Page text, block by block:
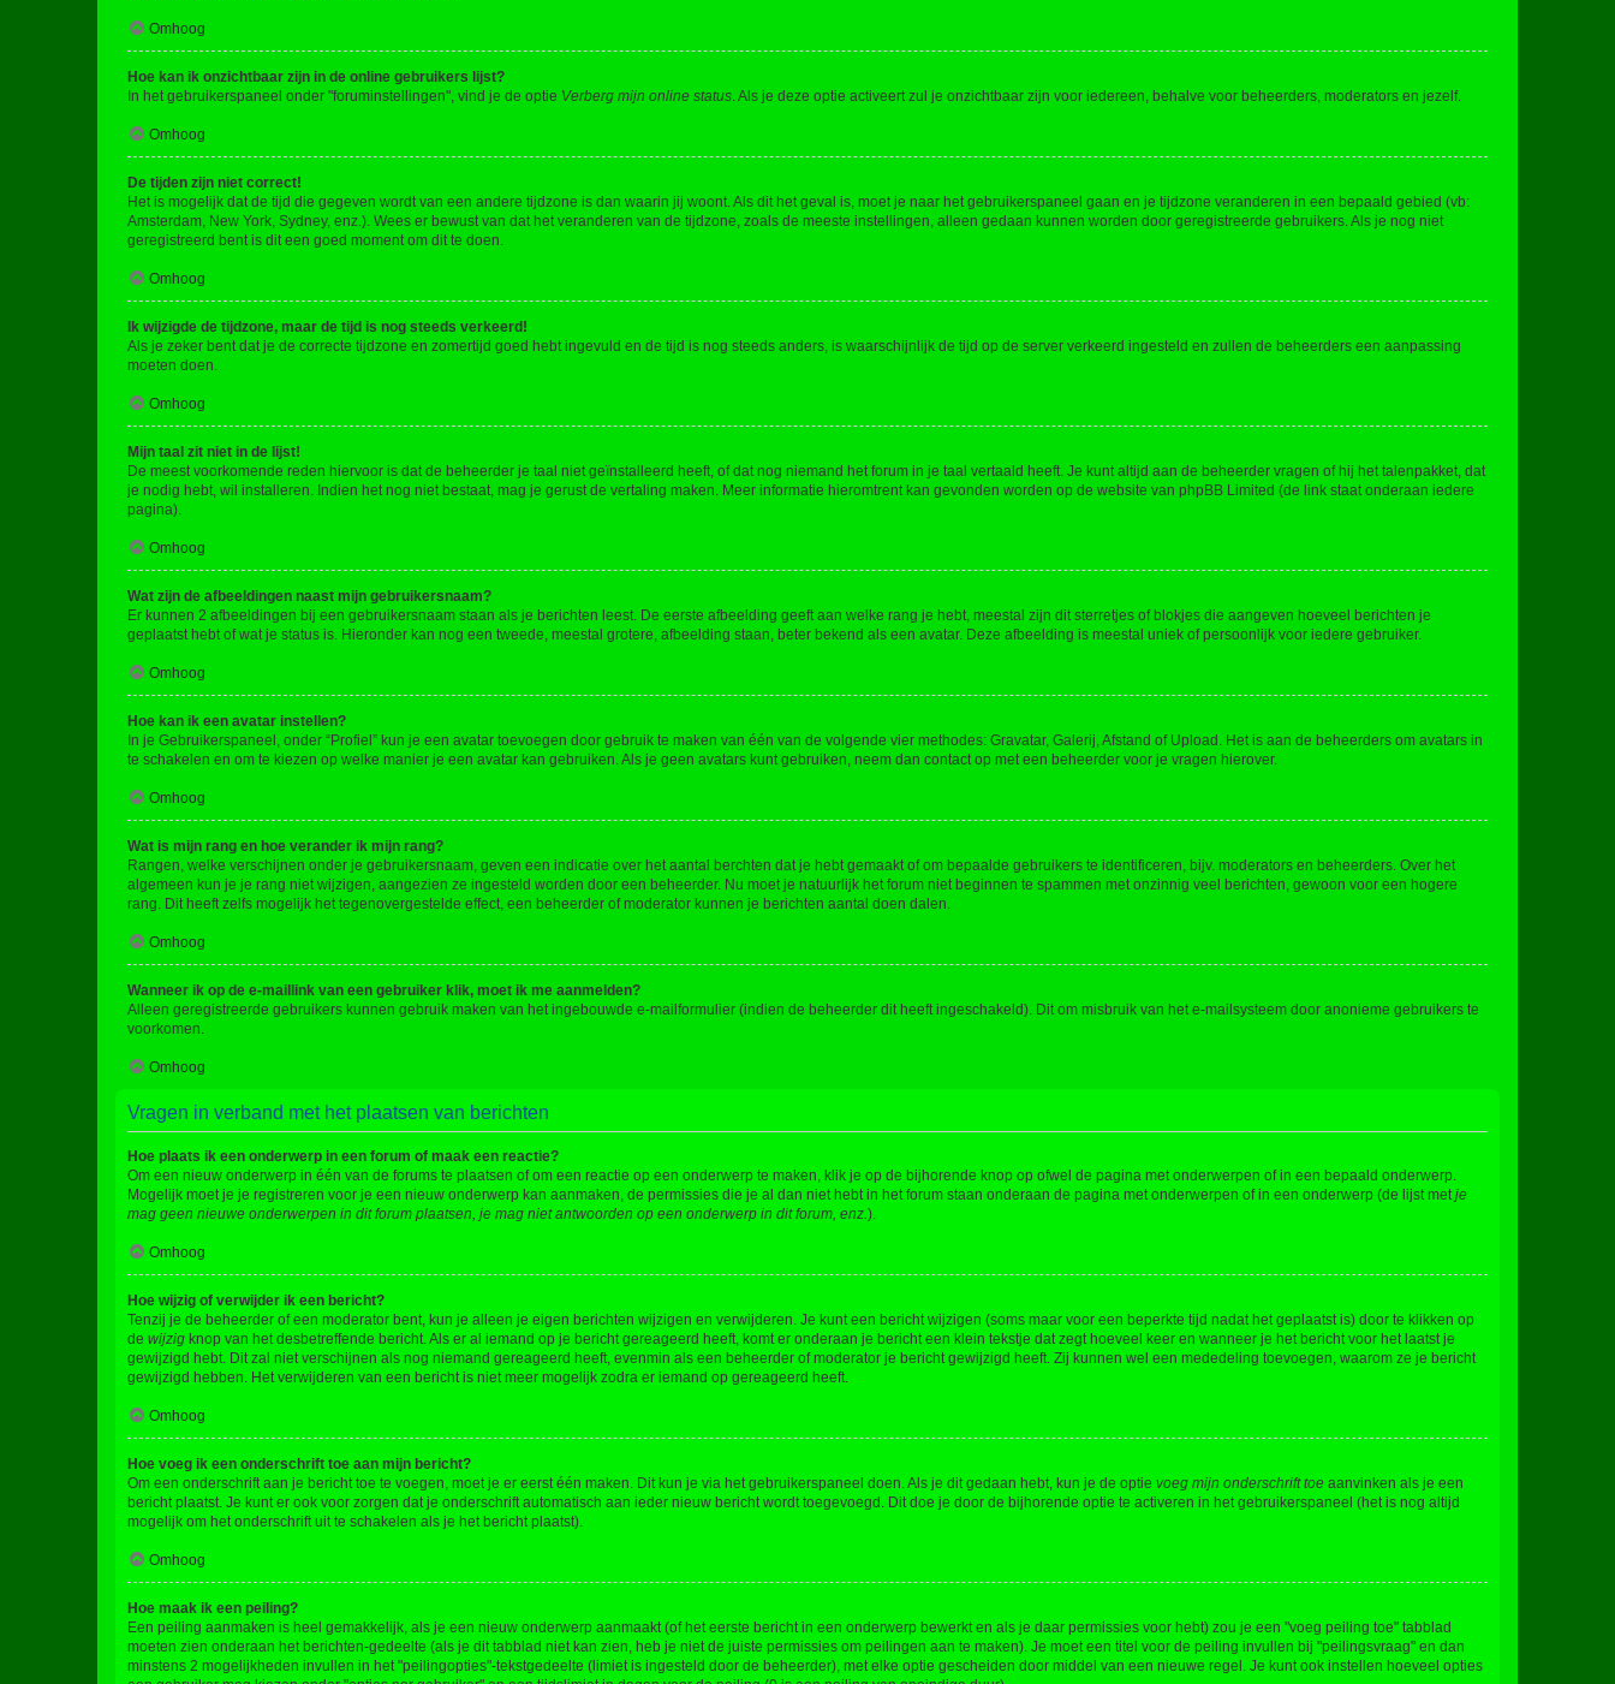
Omhoog
Hoe kan ik onzichtbaar zijn in de online gebruikers lijst?
In het gebruikerspaneel onder "foruminstellingen", vind je de optie Verberg mijn online status . Als je deze optie activeert zul je onzichtbaar zijn voor iedereen, behalve voor beheerders, moderators en jezelf.
Omhoog
De tijden zijn niet correct!
Het is mogelijk dat de tijd die gegeven wordt van een andere tijdzone is dan waarin jij woont. Als dit het geval is, moet je naar het gebruikerspaneel gaan en je tijdzone veranderen in een bepaald gebied (vb:
Amsterdam, New York, Sydney, enz.). Wees er bewust van dat het veranderen van de tijdzone, zoals de meeste instellingen, alleen gedaan kunnen worden door geregistreerde gebruikers. Als je nog niet
geregistreerd bent is dit een goed moment om dit te doen.
Omhoog
Ik wijzigde de tijdzone, maar de tijd is nog steeds verkeerd!
Als je zeker bent dat je de correcte tijdzone en zomertijd goed hebt ingevuld en de tijd is nog steeds anders, is waarschijnlijk de tijd op de server verkeerd ingesteld en zullen de beheerders een aanpassing
moeten doen.
Omhoog
Mijn taal zit niet in de lijst!
De meest voorkomende reden hiervoor is dat de beheerder je taal niet geïnstalleerd heeft, of dat nog niemand het forum in je taal vertaald heeft. Je kunt altijd aan de beheerder vragen of hij het talenpakket, dat
je nodig hebt, wil installeren. Indien het nog niet bestaat, mag je gerust de vertaling maken. Meer informatie hieromtrent kan gevonden worden op de website van phpBB Limited (de link staat onderaan iedere
pagina).
Omhoog
Wat zijn de afbeeldingen naast mijn gebruikersnaam?
Er kunnen 2 afbeeldingen bij een gebruikersnaam staan als je berichten leest. De eerste afbeelding geeft aan welke rang je hebt, meestal zijn dit sterretjes of blokjes die aangeven hoeveel berichten je
geplaatst hebt of wat je status is. Hieronder kan nog een tweede, meestal grotere, afbeelding staan, beter bekend als een avatar. Deze afbeelding is meestal uniek of persoonlijk voor iedere gebruiker.
Omhoog
Hoe kan ik een avatar instellen?
In je Gebruikerspaneel, onder “Profiel” kun je een avatar toevoegen door gebruik te maken van één van de volgende vier methodes: Gravatar, Galerij, Afstand of Upload. Het is aan de beheerders om avatars in
te schakelen en om te kiezen op welke manier je een avatar kan gebruiken. Als je geen avatars kunt gebruiken, neem dan contact op met een beheerder voor je vragen hierover.
Omhoog
Wat is mijn rang en hoe verander ik mijn rang?
Rangen, welke verschijnen onder je gebruikersnaam, geven een indicatie over het aantal berchten dat je hebt gemaakt of om bepaalde gebruikers te identificeren, bijv. moderators en beheerders. Over het
algemeen kun je je rang niet wijzigen, aangezien ze ingesteld worden door een beheerder. Nu moet je natuurlijk het forum niet beginnen te spammen met onzinnig veel berichten, gewoon voor een hogere
rang. Dit heeft zelfs mogelijk het tegenovergestelde effect, een beheerder of moderator kunnen je berichten aantal doen dalen.
Omhoog
Wanneer ik op de e-maillink van een gebruiker klik, moet ik me aanmelden?
Alleen geregistreerde gebruikers kunnen gebruik maken van het ingebouwde e-mailformulier (indien de beheerder dit heeft ingeschakeld). Dit om misbruik van het e-mailsysteem door anonieme gebruikers te
voorkomen.
Omhoog
Vragen in verband met het plaatsen van berichten
Hoe plaats ik een onderwerp in een forum of maak een reactie?
Om een nieuw onderwerp in één van de forums te plaatsen of om een reactie op een onderwerp te maken, klik je op de bijhorende knop op ofwel de pagina met onderwerpen of in een bepaald onderwerp.
Mogelijk moet je je registreren voor je een nieuw onderwerp kan aanmaken, de permissies die je al dan niet hebt in het forum staan onderaan de pagina met onderwerpen of in een onderwerp (de lijst met je
mag geen nieuwe onderwerpen in dit forum plaatsen, je mag niet antwoorden op een onderwerp in dit forum, enz. ).
Omhoog
Hoe wijzig of verwijder ik een bericht?
Tenzij je de beheerder of een moderator bent, kun je alleen je eigen berichten wijzigen en verwijderen. Je kunt een bericht wijzigen (soms maar voor een beperkte tijd nadat het geplaatst is) door te klikken op
de wijzig knop van het desbetreffende bericht. Als er al iemand op je bericht gereageerd heeft, komt er onderaan je bericht een klein tekstje dat zegt hoeveel keer en wanneer je het bericht voor het laatst je
gewijzigd hebt. Dit zal niet verschijnen als nog niemand gereageerd heeft, evenmin als een beheerder of moderator je bericht gewijzigd heeft. Zij kunnen wel een mededeling toevoegen, waarom ze je bericht
gewijzigd hebben. Het verwijderen van een bericht is niet meer mogelijk zodra er iemand op gereageerd heeft.
Omhoog
Hoe voeg ik een onderschrift toe aan mijn bericht?
Om een onderschrift aan je bericht toe te voegen, moet je er eerst één maken. Dit kun je via het gebruikerspaneel doen. Als je dit gedaan hebt, kun je de optie voeg mijn onderschrift toe aanvinken als je een
bericht plaatst. Je kunt er ook voor zorgen dat je onderschrift automatisch aan ieder nieuw bericht wordt toegevoegd. Dit doe je door de bijhorende optie te activeren in het gebruikerspaneel (het is nog altijd
mogelijk om het onderschrift uit te schakelen als je het bericht plaatst).
Omhoog
Hoe maak ik een peiling?
Een peiling aanmaken is heel gemakkelijk, als je een nieuw onderwerp aanmaakt (of het eerste bericht in een onderwerp bewerkt en als je daar permissies voor hebt) zou je een "voeg peiling toe" tabblad
moeten zien onderaan het berichten-gedeelte (als je dit tabblad niet kan zien, heb je niet de juiste permissies om peilingen aan te maken). Je moet een titel voor de peiling invullen bij "peilingsvraag" en dan
minstens 2 mogelijkheden invullen in het "peilingopties"-tekstgedeelte (limiet is ingesteld door de beheerder), met elke optie gescheiden door middel van een nieuwe regel. Je kunt ook instellen hoeveel opties